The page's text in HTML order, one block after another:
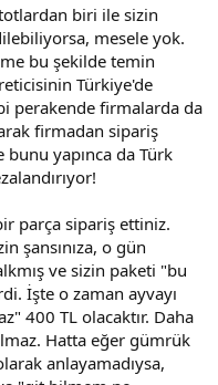
biri ile sizin
mesele yok.
bu şekilde temin
Türkiye'de
perakende firmalarda da
firmadan sipariş
yapınca da Türk
parça sipariş ettiniz.
şansınıza, o gün
ve sizin paketi "bu
İşte o zaman ayvayı
400 TL olacaktır. Daha
Hatta eğer gümrük
anlayamadıysa,